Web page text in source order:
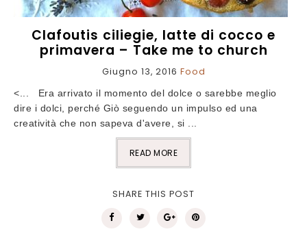
Clafoutis ciliegie, latte di cocco e
primavera – Take me to church
Giugno 13, 2016 Food
<... Era arrivato il momento del dolce o sarebbe meglio
dire i dolci, perché Giò seguendo un impulso ed una
creatività che non sapeva d'avere, si ...
READ MORE
SHARE THIS POST